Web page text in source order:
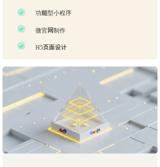
功能型小程序
微官网制作
H5页面设计